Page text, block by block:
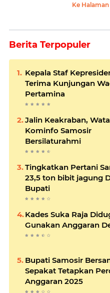
Ke
Berita Terpopuler
Kepala Staf
Terima Kunjungan
Pertamina
Jalin Keakraban,
Kominfo Samosir
Bersilaturahmi
Tingkatkan Pertani
23,5 ton bibit jagung
Bupati
Kades Suka Raja
Gunakan Anggaran
Bupati Samosir
Sepakat Tetapkan
Anggaran 2025